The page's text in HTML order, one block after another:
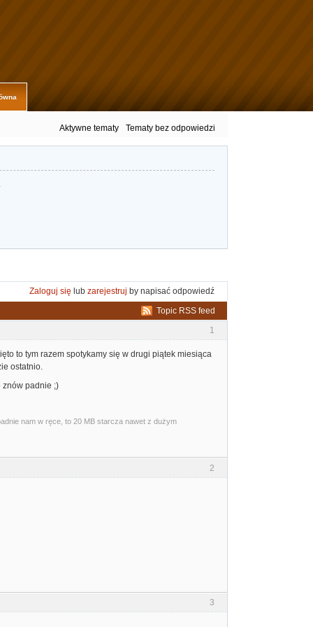
Aktywne tematy Tematy bez odpowiedzi
Zaloguj się lub zarejestruj by napisać odpowiedź
Topic RSS feed
1
to tym razem spotykamy się w drugi piątek miesiąca
ostatnio.
znów padnie ;)
nam w ręce, to 20 MB starcza nawet z dużym
2
3